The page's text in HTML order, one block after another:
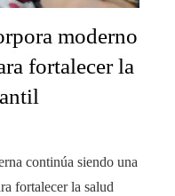
moderno
fortalecer la
continúa siendo una
fortalecer la salud